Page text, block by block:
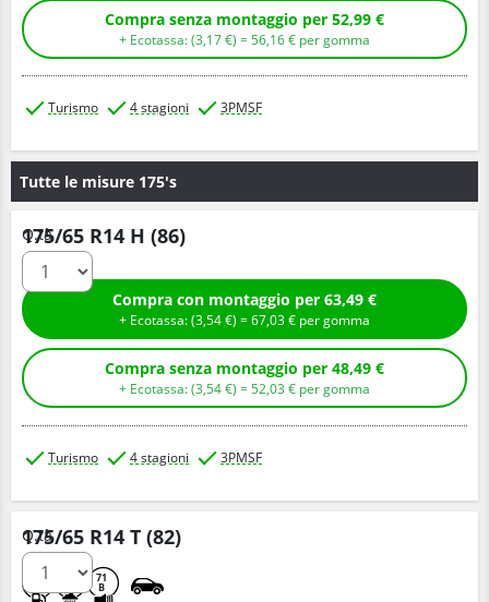
Compra senza montaggio per 52,99 €
+ Ecotassa: (3,17€ ) =56,16€ per gomma
Turismo 4 stagioni 3PMSF
Tutte le misure 175's
175/65 R14 H (86)
Q.tà
Compra con montaggio per 63,49 €
+ Ecotassa: (3,54€ ) =67,03€ per gomma
Compra senza montaggio per 48,49 €
+ Ecotassa: (3,54€ ) =52,03 € per gomma
Turismo 4 stagioni 3PMSF
175/65 R14 T (82)
71
B
Q.tà